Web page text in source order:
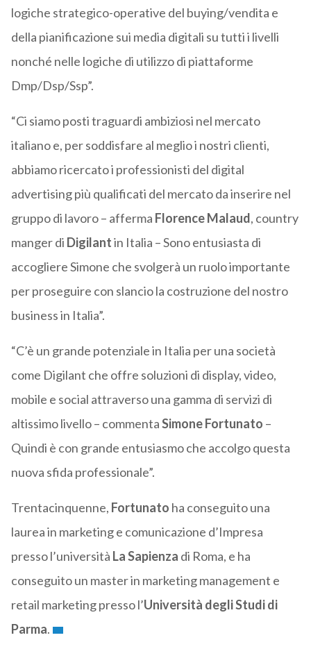
logiche strategico-operative del buying/vendita e
della pianificazione sui media digitali su tutti i livelli
nonché nelle logiche di utilizzo di piattaforme
Dmp/Dsp/Ssp”.
“Ci siamo posti traguardi ambiziosi nel mercato
italiano e, per soddisfare al meglio i nostri clienti,
abbiamo ricercato i professionisti del digital
advertising più qualificati del mercato da inserire nel
gruppo di lavoro – afferma Florence Malaud, country
manger di Digilantin Italia – Sono entusiasta di
accogliere Simone che svolgerà un ruolo importante
per proseguire con slancio la costruzione del nostro
business in Italia”.
“C’è un grande potenziale in Italia per una società
come Digilant che offre soluzioni di display, video,
mobile e social attraverso una gamma di servizi di
altissimo livello – commentaSimone Fortunato –
Quindi è con grande entusiasmo che accolgo questa
nuova sfida professionale”.
Trentacinquenne, Fortunato ha conseguito una
laurea in marketing e comunicazione d’Impresa
presso l’università La Sapienza di Roma, e ha
conseguito un master in marketing management e
retail marketing presso l’Università degli Studi di
Parma.